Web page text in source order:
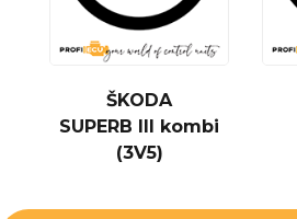
ŠKODA
SUPERB III kombi
(3V5)